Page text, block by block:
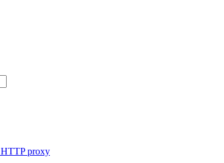
HTTP proxy